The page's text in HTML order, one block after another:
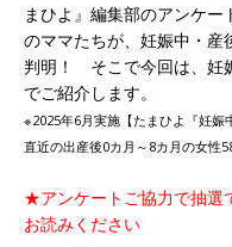
まひよ』編集部のアンケ
のママたちが、妊娠中・産
判明！ そこで今回は、妊
でご紹介します。
※2025年6月実施【たまひよ『妊娠
直近の出産後0カ月～8カ月の女性
★アンケートご協力で抽
お読みください